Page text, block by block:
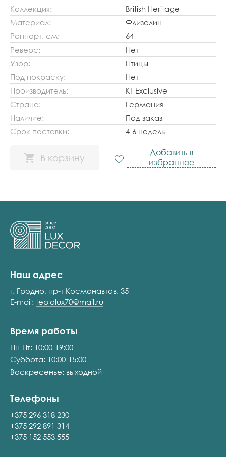
Коллекция:
British Heritage
Материал:
Флизелин
Раппорт, см:
64
Реверс:
Нет
Узор:
Птицы
Под покраску:
Нет
Производитель:
KT Exclusive
Страна:
Германия
Наличие:
Под заказ
Срок поставки:
4-6 недель
В корзину
Добавить в
избранное
Наш адрес
г. Гродно, пр-т Космонавтов, 35
E-mail: teplolux70@mail.ru
Время работы
Пн-Пт: 10:00-19:00
Суббота: 10:00-15:00
Воскресенье: выходной
Телефоны
+375 296 318 230
+375 292 891 314
+375 152 553 555